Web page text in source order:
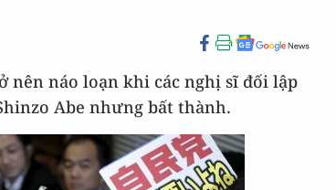
náo loạn khi các nghị sĩ đối lập
Abe nhưng bất thành.